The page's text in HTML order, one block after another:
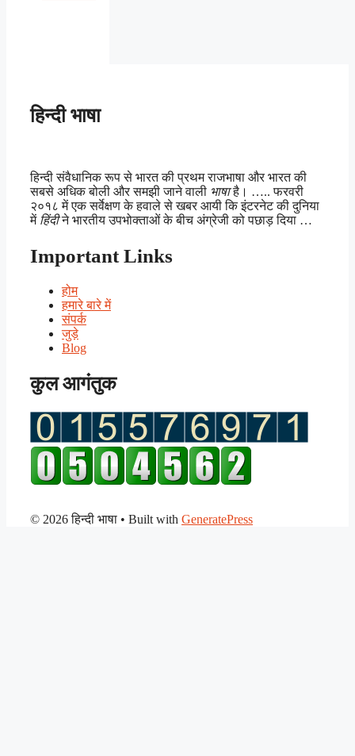
हिन्दी भाषा
हिन्दी संवैधानिक रूप से भारत की प्रथम राजभाषा और भारत की
सबसे अधिक बोली और समझी जाने वाली भाषाहै। ….. फरवरी
२०१८ में एक सर्वेक्षण के हवाले से खबर आयी कि इंटरनेट की दुनिया
में हिंदीने भारतीय उपभोक्ताओं के बीच अंग्रेजी को पछाड़ दिया …
Important Links
होम
हमारे बारे में
संपर्क
जुड़े
Blog
कुल आगंतुक
© 2026 हिन्दी भाषा • Built with GeneratePress